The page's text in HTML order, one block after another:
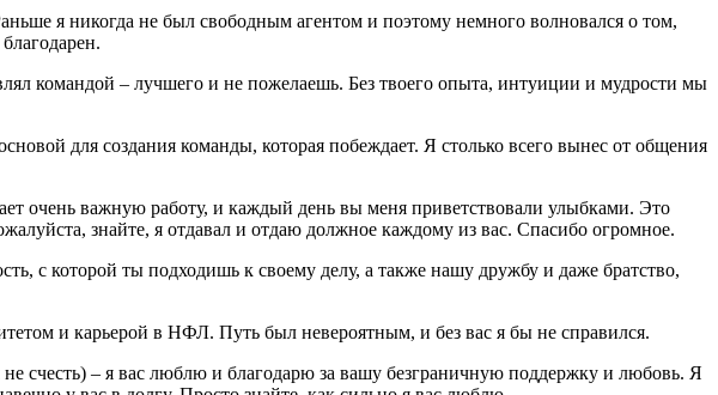
я никогда не был свободным агентом и поэтому немного волновался о том,
командой – лучшего и не пожелаешь. Без твоего опыта, интуиции и мудрости мы
для создания команды, которая побеждает. Я столько всего вынес от общения
очень важную работу, и каждый день вы меня приветствовали улыбками. Это
знайте, я отдавал и отдаю должное каждому из вас. Спасибо огромное.
с которой ты подходишь к своему делу, а также нашу дружбу и даже братство,
и карьерой в НФЛ. Путь был невероятным, и без вас я бы не справился.
счесть) – я вас люблю и благодарю за вашу безграничную поддержку и любовь. Я